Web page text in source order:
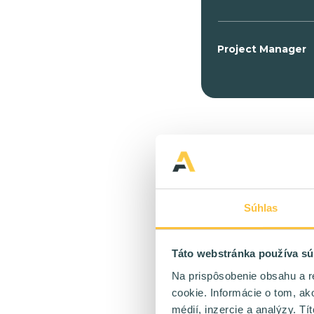
Súhlas
Táto webstránka používa
Na prispôsobenie obsahu a
cookie. Informácie o tom,
médií, inzercie a analýzy.
Project Manager
korporácie,
stupeň
Ostré
Naopak pri